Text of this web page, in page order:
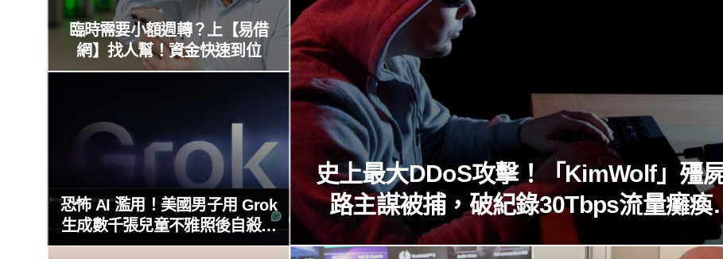
史上最大DDoS攻擊！「KimWolf」殭
路主謀被捕，破紀錄30Tbps流量癱瘓
臨時需要小額週轉？上【易借
網】找人幫！資金快速到位
恐怖 AI 濫用！美國男子用 Grok
生成數千張兒童不雅照後自殺，
xAI 因防護失靈與不配合警方遭